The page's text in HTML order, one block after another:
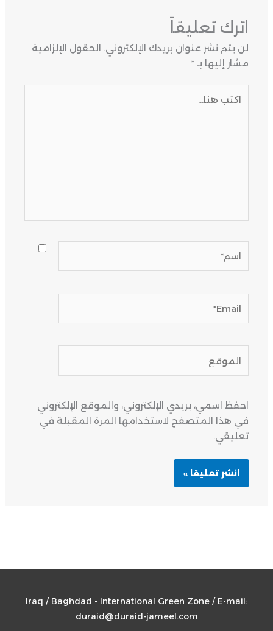
اترك تعليقاً
لن يتم نشر عنوان بريدك الإلكتروني. الحقول الإلزامية
مشار إليها بـ*
هنا...
احفظ اسمي، بريدي الإلكتروني، والموقع الإلكتروني
في هذا المتصفح لاستخدامها المرة المقبلة في
تعليقي.
Iraq / Baghdad - International Green Zone / E-mail:
duraid@duraid-jameel.com